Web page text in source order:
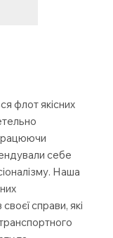
флот якісних
себе
Наша
справи, які